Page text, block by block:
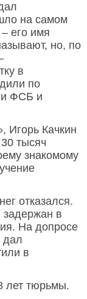
на самом
его имя
но, по
в
по
ФСБ и
Игорь Качкин
тысяч
знакомому
отказался.
в
На допросе
дал
в
лет тюрьмы.